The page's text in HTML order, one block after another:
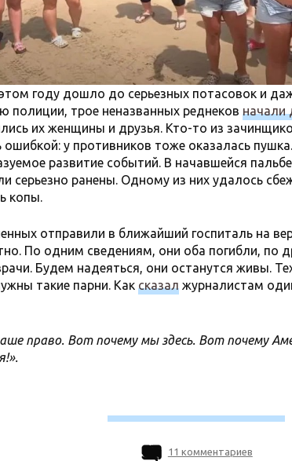
году дошло до серьезных потасовок и
полиции, трое неназванных реднеков начали
их женщины и друзья. Кто-то из
ошибкой: у противников тоже оказалась
развитие событий. В начавшейся
серьезно ранены. Одному из них удалось
копы.
отправили в ближайший госпиталь на
По одним сведениям, они оба погибли, по
Будем надеяться, они останутся живы.
такие парни. Как сказал журналистам
право. Вот почему мы здесь. Вот почему
11 комментариев